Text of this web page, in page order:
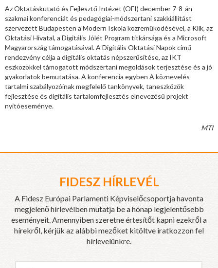
Az Oktatáskutató és Fejlesztő Intézet (OFI) december 7-8-án
szakmai konferenciát és pedagógiai-módszertani szakkiállítást
szervezett Budapesten a Modern Iskola közreműködésével, a Klik, az
Oktatási Hivatal, a Digitális Jólét Program titkársága és a Microsoft
Magyarország támogatásával. A Digitális Oktatási Napok című
rendezvény célja a digitális oktatás népszerűsítése, az IKT
eszközökkel támogatott módszertani megoldások terjesztése és a jó
gyakorlatok bemutatása. A konferencia egyben A köznevelés
tartalmi szabályozóinak megfelelő tankönyvek, taneszközök
fejlesztése és digitális tartalomfejlesztés elnevezésű projekt
nyitóeseménye.
MTI
FIDESZ HÍRLEVÉL
A Fidesz Európai Parlamenti Képviselőcsoportja havonta
megjelenő hírlevélben mutatja be a hónap legjelentősebb
eseményeit. Amennyiben szeretne értesítőt kapni ezekről a
hírekről, kérjük az alábbi mezőket kitöltve iratkozzon fel
hírlevelünkre.